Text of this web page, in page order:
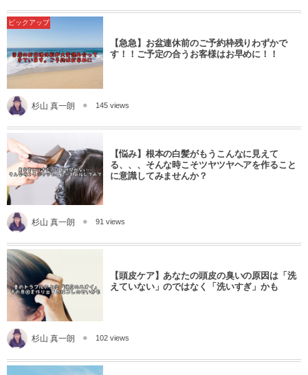
ピックアップ
【急急】お盆連休前のご予約枠残りわずかで
す！！ご予定の合うお客様はお早めに！！
杉山 真一朗 145 views
【悩み】根本の白髪がもうこんなに見えて
る、、、そんな時こそツヤツヤヘアを作ること
に意識してみませんか？
杉山 真一朗 91 views
【頭皮ケア】あなたの頭皮の臭いの原因は「洗
えていない」のではなく「洗いすぎ」かも
杉山 真一朗 102 views